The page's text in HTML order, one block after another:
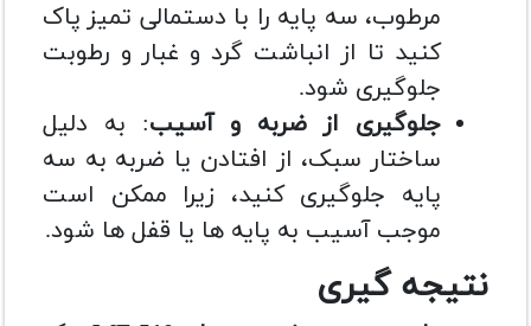
مرطوب، سه پایه را با دستمالی تمیز پاک
کنید تا از انباشت گرد و غبار و رطوبت
جلوگیری شود.
جلوگیری از ضربه و آسیب: به دلیل
ساختار سبک، از افتادن یا ضربه به سه
پایه جلوگیری کنید، زیرا ممکن است
موجب آسیب به پایه ها یا قفل ها شود.
نتیجه گیری